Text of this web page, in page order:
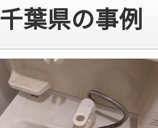
千葉県の事例